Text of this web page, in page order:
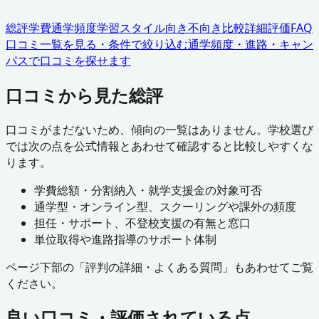
総評学費通学頻度学習スタイル向き不向き比較詳細評価FAQ
口コミ一覧を見る・条件で絞り込む通学頻度・進路・キャン
パスで口コミを探せます
口コミから見た総評
口コミがまだないため、傾向の一覧はありません。学校選び
では次の点を公式情報とあわせて確認すると比較しやすくな
ります。
学費総額・分割納入・就学支援金の対象可否
通学型・オンライン型、スクーリングや課外の頻度
担任・サポート、不登校支援の有無と窓口
単位取得や進路指導のサポート体制
ページ下部の「評判の詳細・よくある質問」もあわせてご覧
ください。